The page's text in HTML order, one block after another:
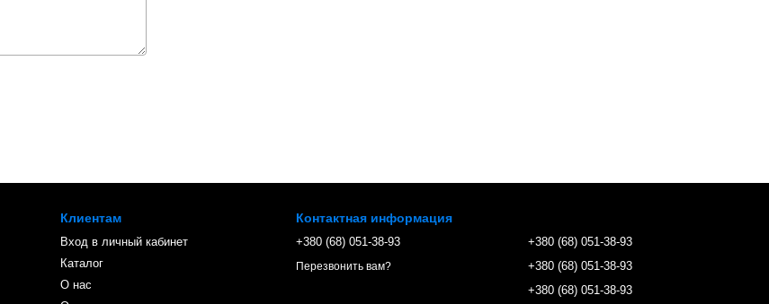
Клиентам
Вход в личный кабинет
Каталог
О нас
Контактная информация
+380 (68) 051-38-93
Перезвонить вам?
+380 (68) 051-38-93
+380 (68) 051-38-93
+380 (68) 051-38-93